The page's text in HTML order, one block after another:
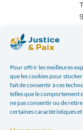
Pour offrir les meilleures
que les cookies pour
fait de consentir à ces
telles que le comportement
ne pas consentir ou de
certaines caractéristiques